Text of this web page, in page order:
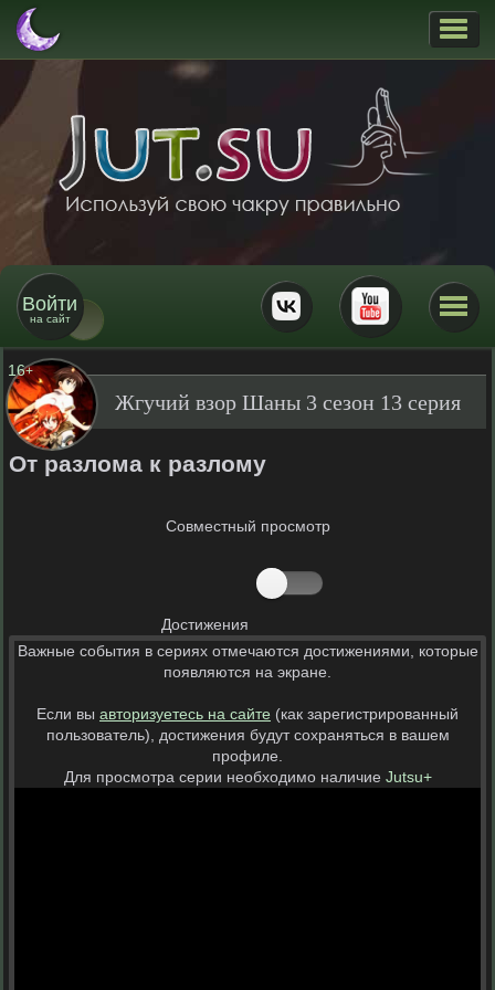
Войти
на сайт
16+
Жгучий взор Шаны 3 сезон 13 серия
От разлома к разлому
Совместный просмотр
Достижения
Важные события в сериях отмечаются достижениями, которые
появляются на экране.
Если вы авторизуетесь на сайте (как зарегистрированный
пользователь), достижения будут сохраняться в вашем
профиле.
Для просмотра серии необходимо наличие Jutsu+